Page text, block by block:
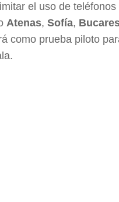
el uso de
Atenas, Sofía,
como prueba piloto